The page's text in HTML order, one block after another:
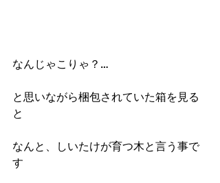
なんじゃこりゃ？…
と思いながら梱包されていた箱を見る
と
なんと、しいたけが育つ木と言う事で
す